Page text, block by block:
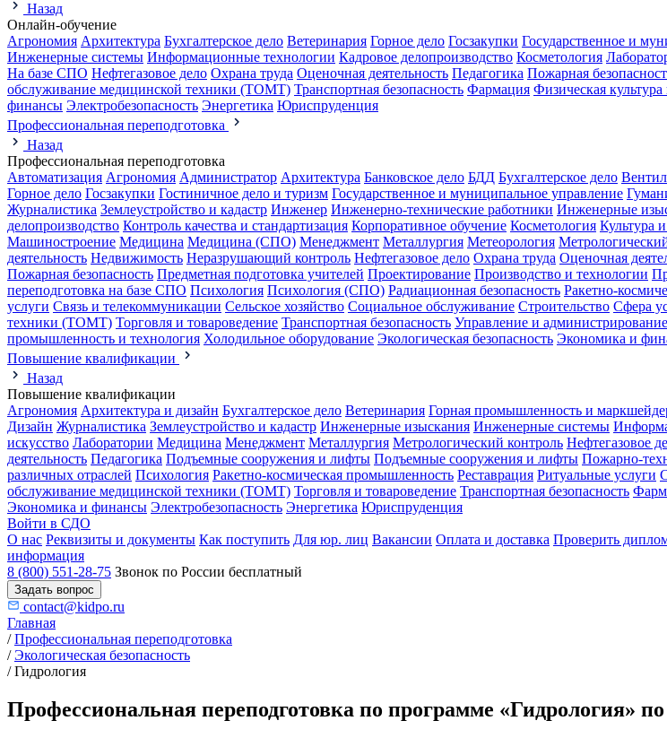
Назад
Онлайн-обучение
Агрономия Архитектура Бухгалтерское дело Ветеринария Горное дело Госзакупки Государственное и
Инженерные системы Информационные технологии Кадровое делопроизводство Косметология
На базе СПО Нефтегазовое дело Охрана труда Оценочная деятельность Педагогика Пожарная
обслуживание медицинской техники (ТОМТ) Транспортная безопасность Фармация Физическая культура
финансы Электробезопасность Энергетика Юриспруденция
Профессиональная переподготовка
Назад
Профессиональная переподготовка
Автоматизация Агрономия Администратор Архитектура Банковское дело БДД Бухгалтерское дело
Горное дело Госзакупки Гостиничное дело и туризм Государственное и муниципальное управление
Журналистика Землеустройство и кадастр Инженер Инженерно-технические работники Инженерные
делопроизводство Контроль качества и стандартизация Корпоративное обучение Косметология Культура
Машиностроение Медицина Медицина (СПО) Менеджмент Металлургия Метеорология
деятельность Недвижимость Неразрушающий контроль Нефтегазовое дело Охрана труда Оценочная
Пожарная безопасность Предметная подготовка учителей Проектирование Производство и технологии
переподготовка на базе СПО Психология Психология (СПО) Радиационная безопасность Ракетно-
услуги Связь и телекоммуникации Сельское хозяйство Социальное обслуживание Строительство Сфера
техники (ТОМТ) Торговля и товароведение Транспортная безопасность Управление и администрирование
промышленность и технология Холодильное оборудование Экологическая безопасность Экономика и
Повышение квалификации
Назад
Повышение квалификации
Агрономия Архитектура и дизайн Бухгалтерское дело Ветеринария Горная промышленность и
Дизайн Журналистика Землеустройство и кадастр Инженерные изыскания Инженерные системы
искусство Лаборатории Медицина Менеджмент Металлургия Метрологический контроль Нефтегазовое
деятельность Педагогика Подъемные сооружения и лифты Подъемные сооружения и лифты Пожарно-
различных отраслей Психология Ракетно-космическая промышленность Реставрация Ритуальные услуги
обслуживание медицинской техники (ТОМТ) Торговля и товароведение Транспортная безопасность
Экономика и финансы Электробезопасность Энергетика Юриспруденция
Войти в СДО
О нас Реквизиты и документы Как поступить Для юр. лиц Вакансии Оплата и доставка Проверить
информация
8 (800) 551-28-75 Звонок по России бесплатный
Задать вопрос
contact@kidpo.ru
Главная
/ Профессиональная переподготовка
/ Экологическая безопасность
/ Гидрология
Профессиональная переподготовка по программе «Гидрология»